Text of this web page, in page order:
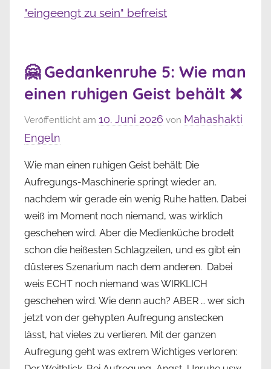
🤗 Gedankenruhe 5: Wie man
einen ruhigen Geist behält ❌
Veröffentlicht am 10. Juni 2026 von Mahashakti
Engeln
Wie man einen ruhigen Geist behält: Die
Aufregungs-Maschinerie springt wieder an,
nachdem wir gerade ein wenig Ruhe hatten. Dabei
weiß im Moment noch niemand, was wirklich
geschehen wird. Aber die Medienküche brodelt
schon die heißesten Schlagzeilen, und es gibt ein
düsteres Szenarium nach dem anderen. Dabei
weis ECHT noch niemand was WIRKLICH
geschehen wird. Wie denn auch? ABER … wer sich
jetzt von der gehypten Aufregung anstecken
lässt, hat vieles zu verlieren. Mit der ganzen
Aufregung geht was extrem Wichtiges verloren: